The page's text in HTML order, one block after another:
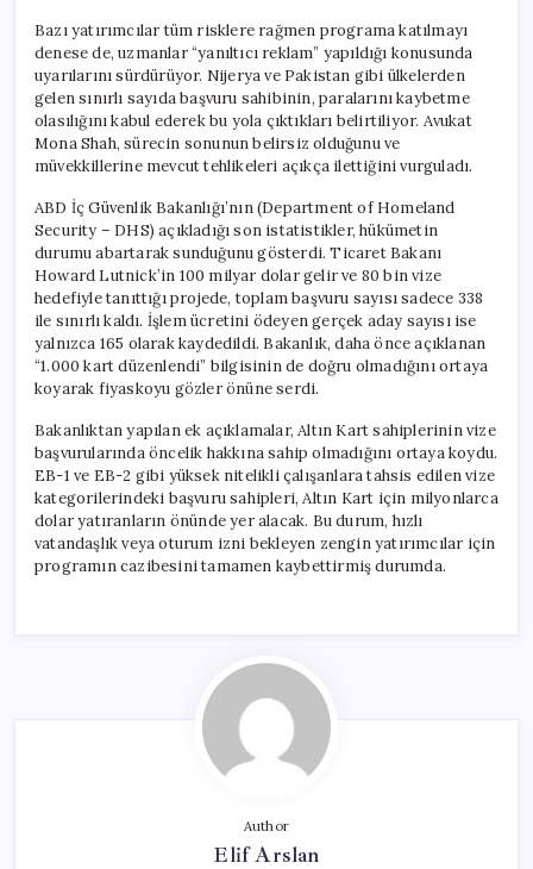
Bazı yatırımcılar tüm risklere rağmen programa katılmayı
denese de, uzmanlar “yanıltıcı reklam” yapıldığı konusunda
uyarılarını sürdürüyor. Nijerya ve Pakistan gibi ülkelerden
gelen sınırlı sayıda başvuru sahibinin, paralarını kaybetme
olasılığını kabul ederek bu yola çıktıkları belirtiliyor. Avukat
Mona Shah, sürecin sonunun belirsiz olduğunu ve
müvekkillerine mevcut tehlikeleri açıkça ilettiğini vurguladı.
ABD İç Güvenlik Bakanlığı’nın (Department of Homeland
Security – DHS) açıkladığı son istatistikler, hükümetin
durumu abartarak sunduğunu gösterdi. Ticaret Bakanı
Howard Lutnick’in 100 milyar dolar gelir ve 80 bin vize
hedefiyle tanıttığı projede, toplam başvuru sayısı sadece 338
ile sınırlı kaldı. İşlem ücretini ödeyen gerçek aday sayısı ise
yalnızca 165 olarak kaydedildi. Bakanlık, daha önce açıklanan
“1.000 kart düzenlendi” bilgisinin de doğru olmadığını ortaya
koyarak fiyaskoyu gözler önüne serdi.
Bakanlıktan yapılan ek açıklamalar, Altın Kart sahiplerinin vize
başvurularında öncelik hakkına sahip olmadığını ortaya koydu.
EB-1 ve EB-2 gibi yüksek nitelikli çalışanlara tahsis edilen vize
kategorilerindeki başvuru sahipleri, Altın Kart için milyonlarca
dolar yatıranların önünde yer alacak. Bu durum, hızlı
vatandaşlık veya oturum izni bekleyen zengin yatırımcılar için
programın cazibesini tamamen kaybettirmiş durumda.
Author
Elif Arslan